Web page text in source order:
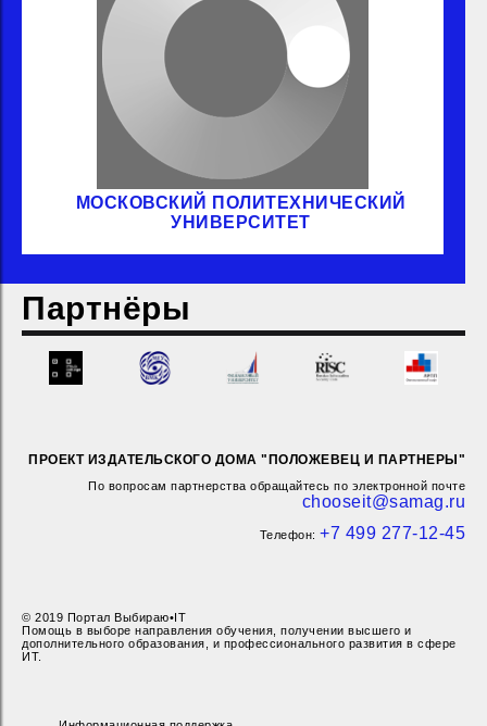
МОСКОВСКИЙ ПОЛИТЕХНИЧЕСКИЙ
УНИВЕРСИТЕТ
Партнёры
ПРОЕКТ ИЗДАТЕЛЬСКОГО ДОМА "ПОЛОЖЕВЕЦ И ПАРТНЕРЫ"
По вопросам партнерства обращайтесь по электронной почте
chooseit@samag.ru
Телефон: +7 499 277-12-45
© 2019 Портал Выбираю•IT
Помощь в выборе направления обучения, получении высшего и
дополнительного образования, и профессионального развития в сфере
ИТ.